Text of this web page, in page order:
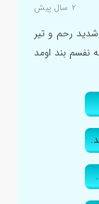
۲ سال پیش
رحم و تیر
بند اومد